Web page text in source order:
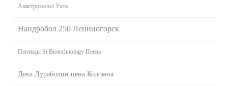
Анастрозолол Ухта
Нандробол 250 Лениногорск
Пептиды St Biotechnology Пенза
Дека Дураболин цена Коломна